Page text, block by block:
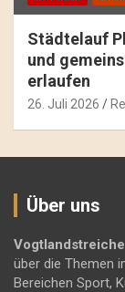
Städtelauf
und
erlaufen
26. Juli 2026
Über uns
über die Themen
Bereichen Sport,